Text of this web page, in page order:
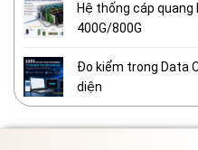
Hệ thống cáp quang
400G/800G
Đo kiểm trong Data
diện